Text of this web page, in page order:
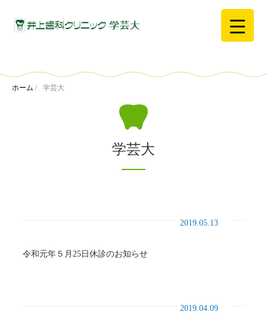
ホーム / 学芸大
学芸大
2019.05.13
令和元年５月25日休診のお知らせ
2019.04.09